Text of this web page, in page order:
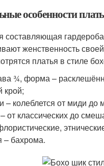
особенности
составляющая
женственность
платья в стиле
¾, форма –
крой;
– колеблется от миди до
от классических до
– бахрома.